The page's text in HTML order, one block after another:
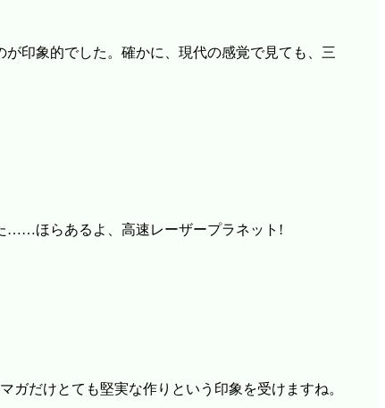
印象的でした。確かに、現代の感覚で見ても、三
……ほらあるよ、高速レーザープラネット!
だけとても堅実な作りという印象を受けますね。